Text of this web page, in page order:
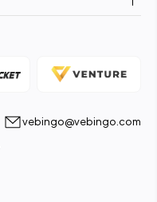
vebingo@vebingo.com